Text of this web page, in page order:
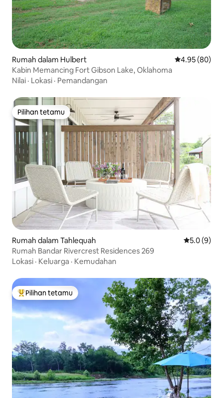
Rumah dalam Hulbert Penarafan
4.95 (80)
Kabin Memancing Fort Gibson Lake, Oklahoma
Nilai · Lokasi · Pemandangan
Pilihan tetamu
Pilihan tetamu
Rumah dalam Tahlequah Penarafan
5.0 (9)
Rumah Bandar Rivercrest Residences 269
Lokasi · Keluarga · Kemudahan
Pilihan utama tetamu
Pilihan tetamu